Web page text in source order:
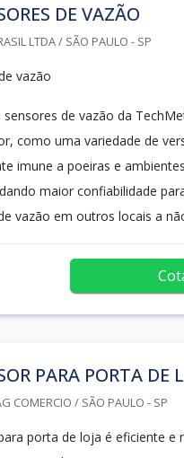
DE VAZÃO
LTDA / SÃO PAULO - SP
vazão
sensores de vazão da
como uma variedade de
imune a poeiras e
maior confiabilidade
vazão em outros locais a
PARA PORTA DE
COMERCIO / SÃO PAULO - SP
porta de loja é eficiente e